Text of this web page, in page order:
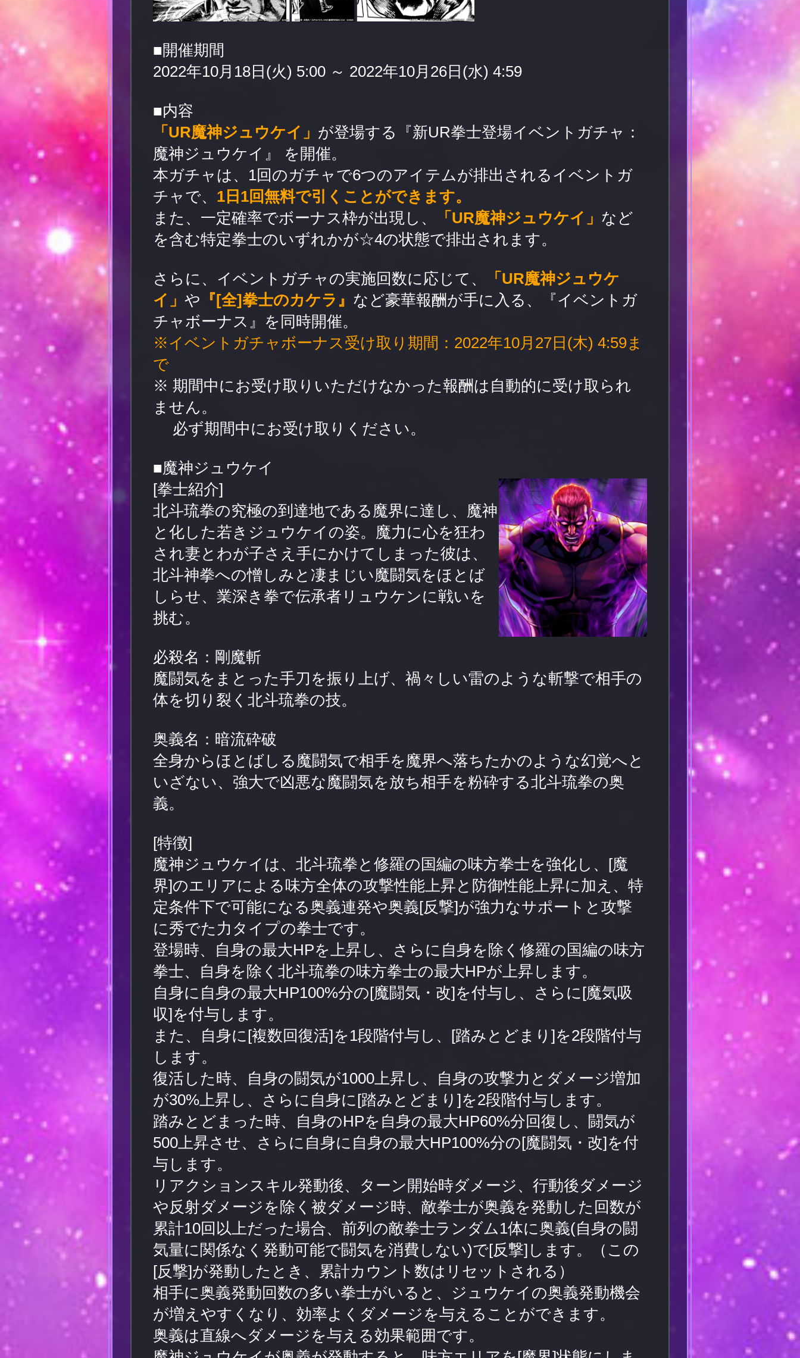
■開催期間
2022年10月18日(火) 5:00 ～ 2022年10月26日(水) 4:59
■内容
「UR魔神ジュウケイ」 が登場する『新UR拳士登場イベントガチャ：
魔神ジュウケイ』 を開催。
本ガチャは、1回のガチャで6つのアイテムが排出されるイベントガ
チャで、 1日1回無料で引くことができます。
また、一定確率でボーナス枠が出現し、
「UR魔神ジュウケイ」 など
を含む特定拳士のいずれかが☆4の状態で排出されます。
さらに、イベントガチャの実施回数に応じて、
「UR魔神ジュウケ
イ」 や 『[全]拳士のカケラ』 など豪華報酬が手に入る、『イベントガ
チャボーナス』を同時開催。
※イベントガチャボーナス受け取り期間：2022年10月27日(木) 4:59ま
で
※ 期間中にお受け取りいただけなかった報酬は自動的に受け取られ
ません。
必ず期間中にお受け取りください。
■魔神ジュウケイ
[拳士紹介]
北斗琉拳の究極の到達地である魔界に達し、魔神
と化した若きジュウケイの姿。魔力に心を狂わ
され妻とわが子さえ手にかけてしまった彼は、
北斗神拳への憎しみと凄まじい魔闘気をほとば
しらせ、業深き拳で伝承者リュウケンに戦いを
挑む。
必殺名：剛魔斬
魔闘気をまとった手刀を振り上げ、禍々しい雷のような斬撃で相手の
体を切り裂く北斗琉拳の技。
奥義名：暗流砕破
全身からほとばしる魔闘気で相手を魔界へ落ちたかのような幻覚へと
いざない、強大で凶悪な魔闘気を放ち相手を粉砕する北斗琉拳の奥
義。
[特徴]
魔神ジュウケイは、北斗琉拳と修羅の国編の味方拳士を強化し、[魔
界]のエリアによる味方全体の攻撃性能上昇と防御性能上昇に加え、特
定条件下で可能になる奥義連発や奥義[反撃]が強力なサポートと攻撃
に秀でた力タイプの拳士です。
登場時、自身の最大HPを上昇し、さらに自身を除く修羅の国編の味方
拳士、自身を除く北斗琉拳の味方拳士の最大HPが上昇します。
自身に自身の最大HP100%分の[魔闘気・改]を付与し、さらに[魔気吸
収]を付与します。
また、自身に[複数回復活]を1段階付与し、[踏みとどまり]を2段階付与
します。
復活した時、自身の闘気が1000上昇し、自身の攻撃力とダメージ増加
が30%上昇し、さらに自身に[踏みとどまり]を2段階付与します。
踏みとどまった時、自身のHPを自身の最大HP60%分回復し、闘気が
500上昇させ、さらに自身に自身の最大HP100%分の[魔闘気・改]を付
与します。
リアクションスキル発動後、ターン開始時ダメージ、行動後ダメージ
や反射ダメージを除く被ダメージ時、敵拳士が奥義を発動した回数が
累計10回以上だった場合、前列の敵拳士ランダム1体に奥義(自身の闘
気量に関係なく発動可能で闘気を消費しない)で[反撃]します。（この
[反撃]が発動したとき、累計カウント数はリセットされる）
相手に奥義発動回数の多い拳士がいると、ジュウケイの奥義発動機会
が増えやすくなり、効率よくダメージを与えることができます。
奥義は直線へダメージを与える効果範囲です。